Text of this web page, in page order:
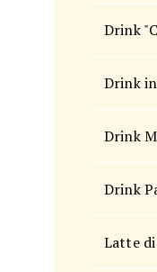
Drink
Drink
Drink
Drink
Latte